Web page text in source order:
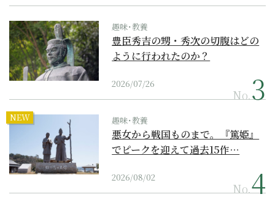
趣味･教養
豊臣秀吉の甥・秀次の切腹はどの
ように行われたのか？
2026/07/26
No.
NEW 趣味･教養
悪女から戦国ものまで。『篤姫』
でピークを迎えて過去15作…
2026/08/02
No.